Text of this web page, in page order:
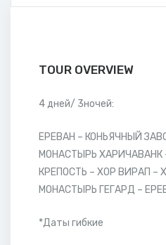
TOUR OVERVIEW
4 дней/ 3ночей:
ЕРЕВАН – КОНЬЯЧНЫЙ
МОНАСТЫРЬ ХАРИЧАВАНК
КРЕПОСТЬ – ХОР ВИРАП –
МОНАСТЫРЬ ГЕГАРД –
*Даты гибкие